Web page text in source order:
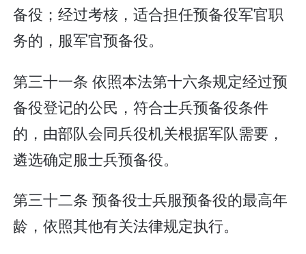
备役；经过考核，适合担任预备役军官职
务的，服军官预备役。
第三十一条 依照本法第十六条规定经过预
备役登记的公民，符合士兵预备役条件
的，由部队会同兵役机关根据军队需要，
遴选确定服士兵预备役。
第三十二条 预备役士兵服预备役的最高年
龄，依照其他有关法律规定执行。